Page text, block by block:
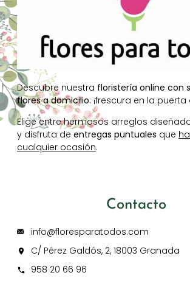
Descubre nuestra floristería online con
flores a domicilio: ¡frescura en la
Elige entre hermosos arreglos
y disfruta de entregas puntuales que
cualquier ocasión.
Contacto
info@floresparatodos.com
C/ Pérez Galdós, 2, 18003 Granada
958 20 66 96